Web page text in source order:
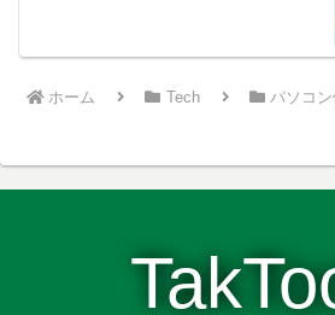
ホーム Tech パソコ